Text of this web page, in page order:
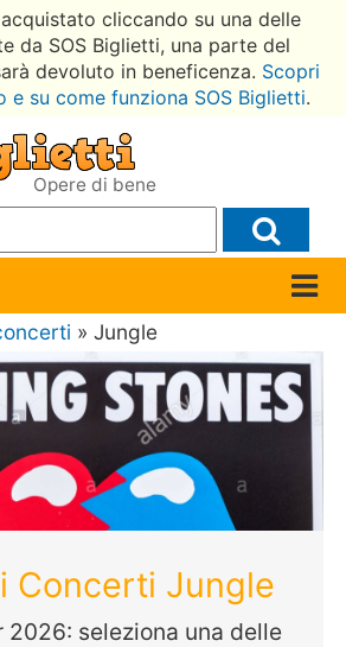
cliccando su una delle
da SOS Biglietti, una parte del
devoluto in beneficenza. Scopri
e su come funziona SOS Biglietti.
Opere di bene
» Jungle
Concerti Jungle
2026: seleziona una delle